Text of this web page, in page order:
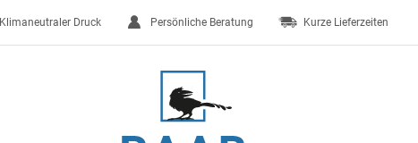
Klimaneutraler Druck Persönliche Beratung Kurze Lieferzeiten